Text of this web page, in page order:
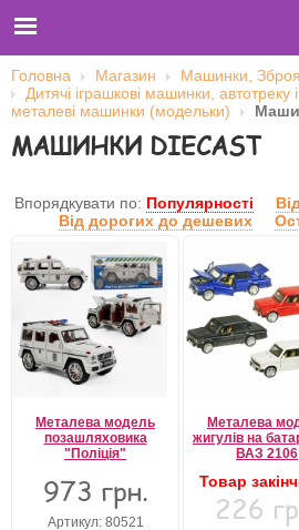
Главная
Футболки
Свитшоты
Лонгсливы
Бейсболки
Оплата и доставка
О нас
Сотрудничество
Ім'я користувача
Запам'ятати мене
Головна Магазин
Машинки,
Дитячі іграшкові машинки, автотреку і
металеві машинки (модельки)
МАШИНКИ DIECAST
Впорядкувати по: Популярності
Від дорогих до дешевих
Металева модель
позашляховика
"Поліція"
973 грн.
Артикул: 80521
Металева
жигулів на
ВАЗ 2106
Товар
226